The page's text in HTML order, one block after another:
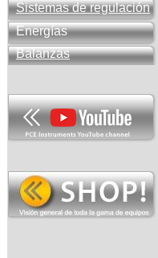
Sistemas de regulación
Energías
Balanzas